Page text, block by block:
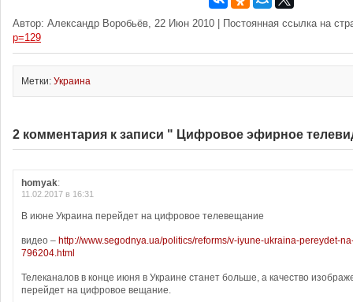
Автор: Александр Воробьёв, 22 Июн 2010 | Постоянная ссылка на
p=129
Метки: Украина
2 комментария к записи " Цифровое эфирное
homyak:
11.02.2017 в 16:31
В июне Украина перейдет на цифровое телевещание
видео – http://www.segodnya.ua/politics/reforms/v-iyune-ukraina-pereydet-
796204.html
Телеканалов в конце июня в Украине станет больше, а качество
перейдет на цифровое вещание.